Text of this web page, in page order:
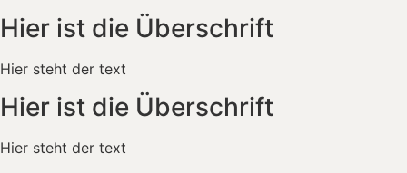
Hier ist die Überschrift
Hier steht der text
Hier ist die Überschrift
Hier steht der text